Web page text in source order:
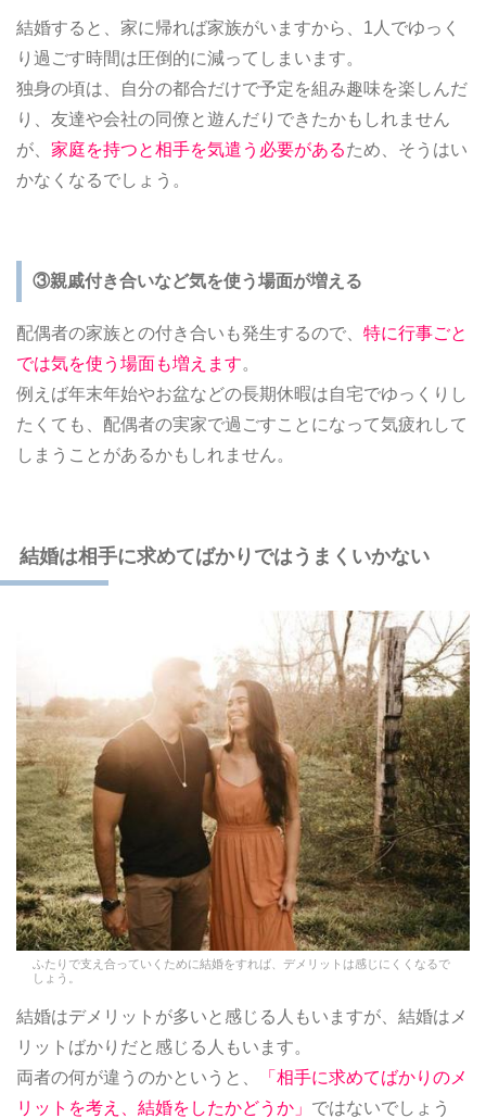
結婚すると、家に帰れば家族がいますから、1人でゆっく
り過ごす時間は圧倒的に減ってしまいます。
独身の頃は、自分の都合だけで予定を組み趣味を楽しんだ
り、友達や会社の同僚と遊んだりできたかもしれません
が、 家庭を持つと相手を気遣う必要があるため、そうはい
かなくなるでしょう。
③親戚付き合いなど気を使う場面が増える
配偶者の家族との付き合いも発生するので、 特に行事ごと
では気を使う場面も増えます。
例えば年末年始やお盆などの長期休暇は自宅でゆっくりし
たくても、配偶者の実家で過ごすことになって気疲れして
しまうことがあるかもしれません。
結婚は相手に求めてばかりではうまくいかない
ふたりで支え合っていくために結婚をすれば、デメリットは感じにくくなるで
しょう。
結婚はデメリットが多いと感じる人もいますが、結婚はメ
リットばかりだと感じる人もいます。
両者の何が違うのかというと、
「相手に求めてばかりのメ
リットを考え、結婚をしたかどうか」 ではないでしょう